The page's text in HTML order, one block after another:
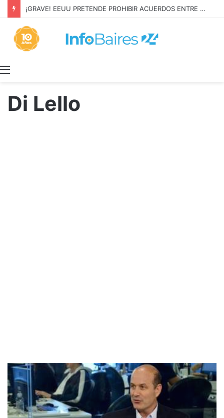
¡GRAVE! EEUU PRETENDE PROHIBIR ACUERDOS ENTRE CHINA Y UNA COOPERATIVA EN NEUQUÉN
Di Lello